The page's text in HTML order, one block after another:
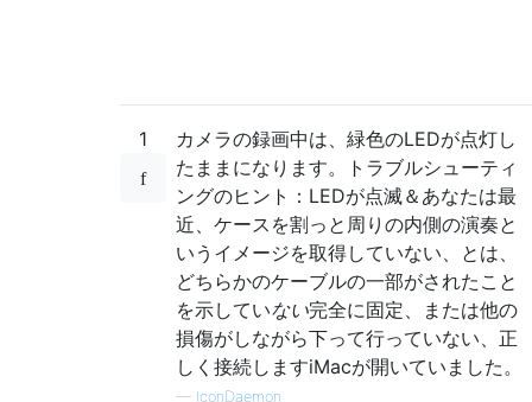
1
カメラの録画中は、緑色のLEDが点灯し
たままになります。トラブルシューティ
ングのヒント：LEDが点滅＆あなたは最
近、ケースを割っと周りの内側の演奏と
いうイメージを取得していない、とは、
どちらかのケーブルの一部がされたこと
を示していない完全に固定、または他の
損傷がしながら下って行っていない、正
しく接続しますiMacが開いていました。
— IconDaemon